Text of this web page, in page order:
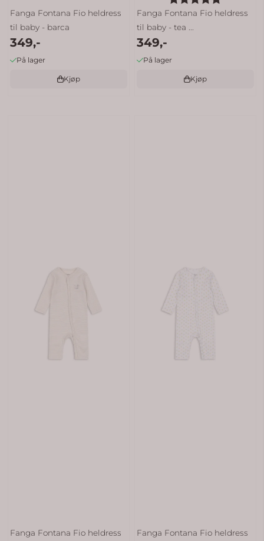
Fanga Fontana Fio heldress
til baby - barca
349,-
På lager
Kjøp
Fanga Fontana Fio heldress
til baby - tea ...
349,-
På lager
Kjøp
Fanga Fontana Fio heldress
Fanga Fontana Fio heldress